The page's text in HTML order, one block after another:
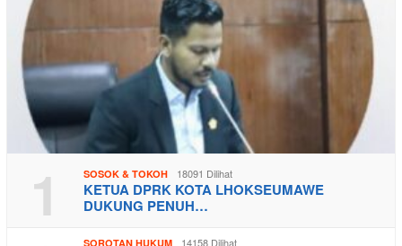
1 SOSOK & TOKOH 18091 Dilihat
KETUA DPRK KOTA LHOKSEUMAWE
DUKUNG PENUH…
SOROTAN HUKUM 14158 Dilihat